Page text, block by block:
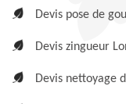
Devis pose de
Devis zingueur
Devis nettoyage